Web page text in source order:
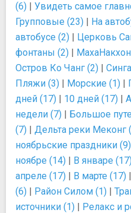
(6) | Увидеть самое
Групповые (23) | На
автобусе (2) | Церковь
фонтаны (2) |
Остров Ко Чанг (2) |
Пляжи (3) | Морские (1) |
дней (17) | 10 дней (17) |
недели (7) | Большое
(7) | Дельта реки Меконг
ноябрьские праздники (9)
ноябре (14) | В январе
апреле (17) | В марте (17) |
(6) | Район Силом (1) |
источники (1) | Релакс и